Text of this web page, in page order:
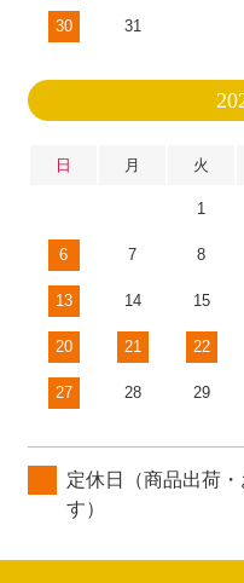
30 31
日 月 火
1
6 7 8
13 14 15
20 21 22
27 28 29
定休日（商品出荷
す）